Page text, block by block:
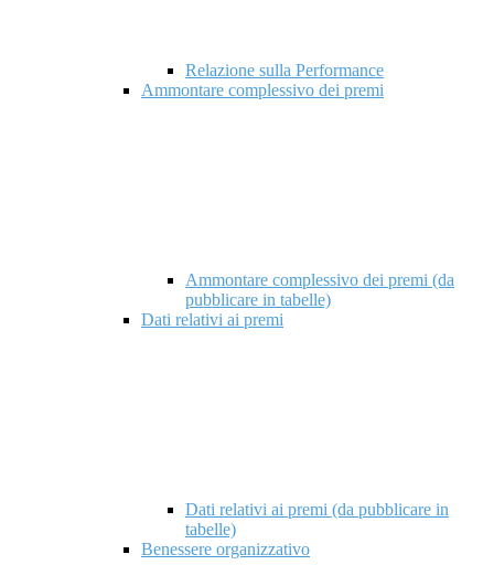
Relazione sulla Performance
Ammontare complessivo dei premi
Ammontare complessivo dei premi (da
pubblicare in tabelle)
Dati relativi ai premi
Dati relativi ai premi (da pubblicare in
tabelle)
Benessere organizzativo